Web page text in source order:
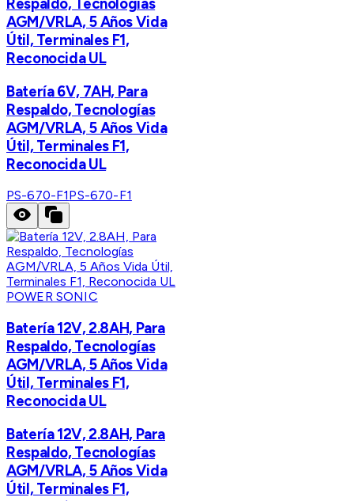
AGM/VRLA, 5 Años Vida
Útil, Terminales F1,
Reconocida UL
Batería 6V, 7AH, Para
Respaldo, Tecnologías
AGM/VRLA, 5 Años Vida
Útil, Terminales F1,
Reconocida UL
PS-670-F1PS-670-F1
POWER SONIC
Batería 12V, 2.8AH, Para
Respaldo, Tecnologías
AGM/VRLA, 5 Años Vida
Útil, Terminales F1,
Reconocida UL
Batería 12V, 2.8AH, Para
Respaldo, Tecnologías
AGM/VRLA, 5 Años Vida
Útil, Terminales F1,